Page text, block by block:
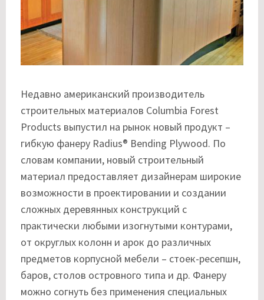
Недавно американский производитель
строительных материалов Columbia Forest
Products выпустил на рынок новый продукт –
гибкую фанеру Radius® Bending Plywood. По
словам компании, новый строительный
материал предоставляет дизайнерам широкие
возможности в проектировании и создании
сложных деревянных конструкций с
практически любыми изогнутыми контурами,
от округлых колонн и арок до различных
предметов корпусной мебели – стоек-ресепшн,
баров, столов островного типа и др. Фанеру
можно согнуть без применения специальных